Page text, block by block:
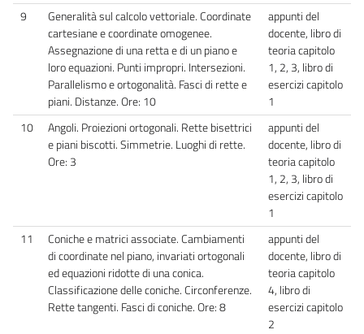
9
Generalità sul calcolo vettoriale. Coordinate
cartesiane e coordinate omogenee.
Assegnazione di una retta e di un piano e
loro equazioni. Punti impropri. Intersezioni.
Parallelismo e ortogonalità. Fasci di rette e
piani. Distanze. Ore: 10
appunti del
docente, libro di
teoria capitolo
1, 2, 3, libro di
esercizi capitolo
1
10
Angoli. Proiezioni ortogonali. Rette bisettrici
e piani biscotti. Simmetrie. Luoghi di rette.
Ore: 3
appunti del
docente, libro di
teoria capitolo
1, 2, 3, libro di
esercizi capitolo
1
11
Coniche e matrici associate. Cambiamenti
di coordinate nel piano, invariati ortogonali
ed equazioni ridotte di una conica.
Classificazione delle coniche. Circonferenze.
Rette tangenti. Fasci di coniche. Ore: 8
appunti del
docente, libro di
teoria capitolo
4, libro di
esercizi capitolo
2